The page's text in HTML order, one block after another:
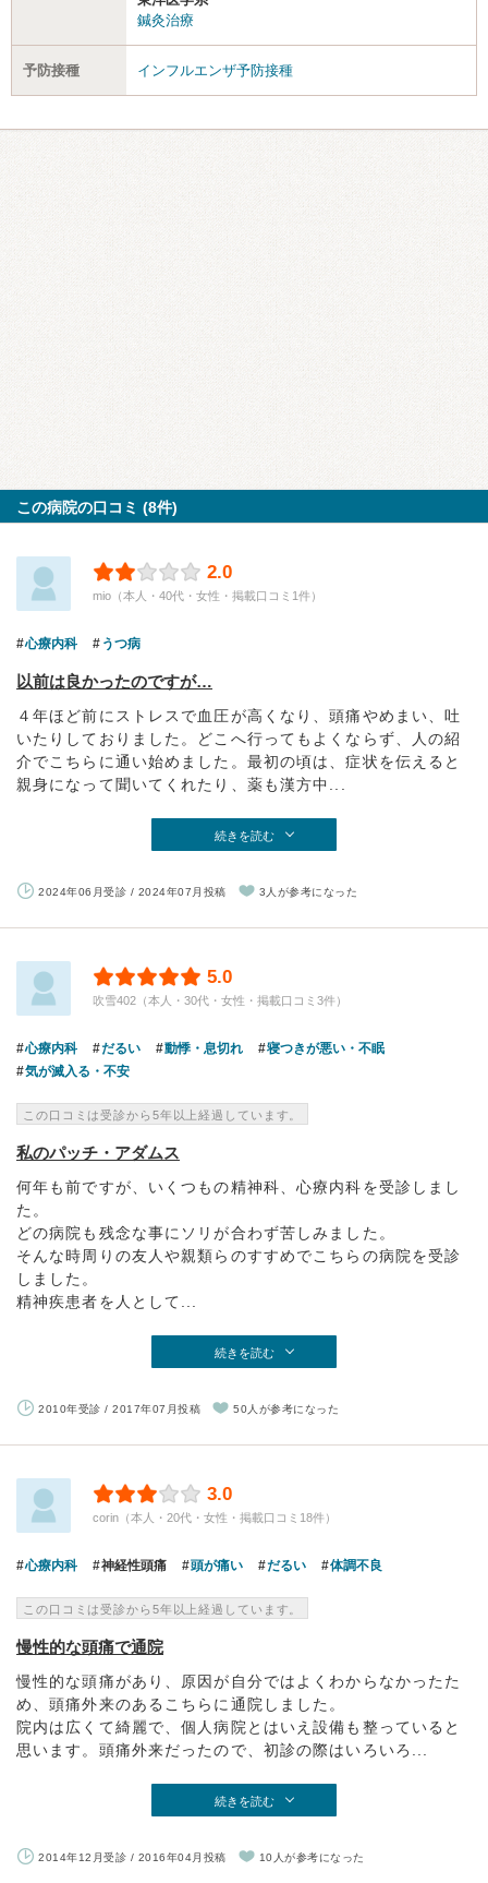
鍼灸治療
予防接種 インフルエンザ予防接種
この病院の口コミ (8件)
2.0
mio（本人・40代・女性・掲載口コミ1件）
心療内科 うつ病
以前は良かったのですが…
４年ほど前にストレスで血圧が高くなり、頭痛やめまい、吐
いたりしておりました。どこへ行ってもよくならず、人の紹
介でこちらに通い始めました。最初の頃は、症状を伝えると
親身になって聞いてくれたり、薬も漢方中...
続きを読む
2024年06月受診 / 2024年07月投稿 3人が参考になった
5.0
吹雪402（本人・30代・女性・掲載口コミ3件）
心療内科 だるい 動悸・息切れ
寝つきが悪い・不眠
気が滅入る・不安
この口コミは受診から5年以上経過しています。
私のパッチ・アダムス
何年も前ですが、いくつもの精神科、心療内科を受診しまし
た。
どの病院も残念な事にソリが合わず苦しみました。
そんな時周りの友人や親類らのすすめでこちらの病院を受診
しました。
精神疾患者を人として...
続きを読む
2010年受診 / 2017年07月投稿 50人が参考になった
3.0
corin（本人・20代・女性・掲載口コミ18件）
心療内科 神経性頭痛 頭が痛い だるい 体調不良
この口コミは受診から5年以上経過しています。
慢性的な頭痛で通院
慢性的な頭痛があり、原因が自分ではよくわからなかったた
め、頭痛外来のあるこちらに通院しました。
院内は広くて綺麗で、個人病院とはいえ設備も整っていると
思います。頭痛外来だったので、初診の際はいろいろ...
続きを読む
2014年12月受診 / 2016年04月投稿 10人が参考になった